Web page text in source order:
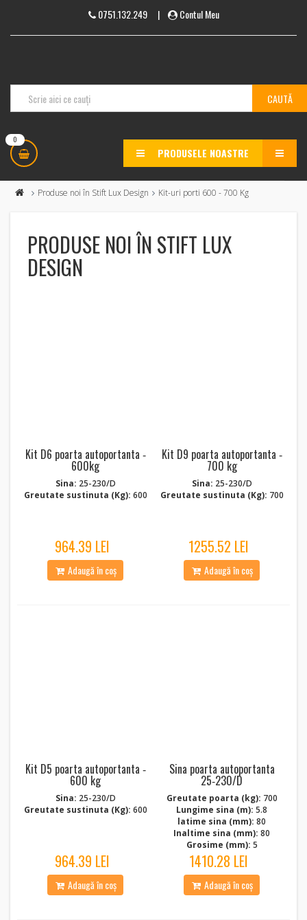
0751.132.249| Contul Meu
0
PRODUSELE NOASTRE MENU
Produse noi în Stift Lux Design Kit-uri porti 600 - 700 Kg
PRODUSE NOI ÎN STIFT LUX
DESIGN
Kit D6 poarta autoportanta ‑
600kg
Sina: 25-230/D
Greutate sustinuta (Kg): 600
964.39 LEI
Adaugă în coș
Kit D9 poarta autoportanta ‑
700 kg
Sina: 25-230/D
Greutate sustinuta (Kg): 700
1255.52 LEI
Adaugă în coș
Kit D5 poarta autoportanta ‑
600 kg
Sina: 25-230/D
Greutate sustinuta (Kg): 600
964.39 LEI
Adaugă în coș
Sina poarta autoportanta
25‑230/D
Greutate poarta (kg): 700
Lungime sina (m): 5.8
latime sina (mm): 80
Inaltime sina (mm): 80
Grosime (mm): 5
1410.28 LEI
Adaugă în coș